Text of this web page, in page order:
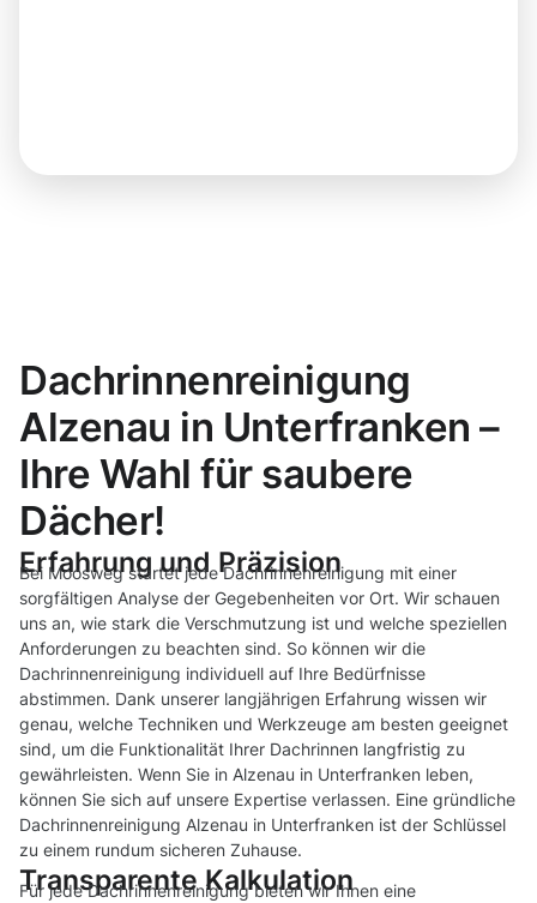
Dachrinnenreinigung
Alzenau in Unterfranken –
Ihre Wahl für saubere
Dächer!
Erfahrung und Präzision
Bei Moosweg startet jede Dachrinnenreinigung mit einer
sorgfältigen Analyse der Gegebenheiten vor Ort. Wir schauen
uns an, wie stark die Verschmutzung ist und welche speziellen
Anforderungen zu beachten sind. So können wir die
Dachrinnenreinigung individuell auf Ihre Bedürfnisse
abstimmen. Dank unserer langjährigen Erfahrung wissen wir
genau, welche Techniken und Werkzeuge am besten geeignet
sind, um die Funktionalität Ihrer Dachrinnen langfristig zu
gewährleisten. Wenn Sie in Alzenau in Unterfranken leben,
können Sie sich auf unsere Expertise verlassen. Eine gründliche
Dachrinnenreinigung Alzenau in Unterfranken ist der Schlüssel
zu einem rundum sicheren Zuhause.
Transparente Kalkulation
Für jede Dachrinnenreinigung bieten wir Ihnen eine